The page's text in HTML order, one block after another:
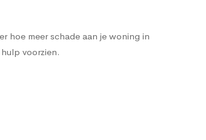
hoe meer schade aan je woning in
voorzien.